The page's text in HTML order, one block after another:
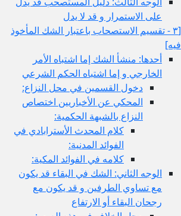
على الاستمرار و قد لا يدل
[٣ - تقسيم الاستصحاب باعتبار الشك المأخوذ
فيه‏]
أحدها: منشأ الشك إما اشتباه الأمر
الخارجي و إما اشتباه الحكم الشرعي
دخول القسمين في محل النزاع:
المحكي عن الأخباريين اختصاص
النزاع بالشبهة الحكمية:
كلام المحدث الأسترابادي في
الفوائد المدنية:
كلامه في الفوائد المكية:
الوجه الثاني: الشك في البقاء قد يكون
مع تساوي الطرفين و قد يكون مع
رجحان البقاء أو الارتفاع